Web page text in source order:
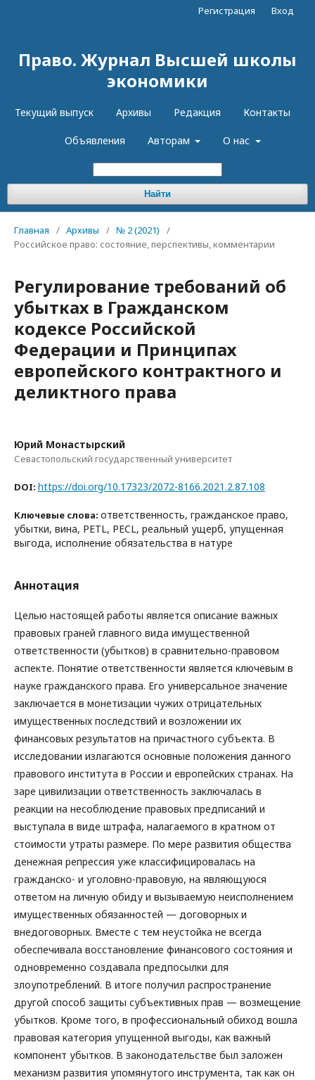
Право. Журнал Высшей школы
экономики
Текущий выпуск Архивы Редакция Контакты
Объявления Авторам О нас
Найти
Регистрация Вход
Главная / Архивы / № 2 (2021)
/
Российское право: состояние, перспективы, комментарии
Регулирование требований об
убытках в Гражданском
кодексе Российской
Федерации и Принципах
европейского контрактного и
деликтного права
Юрий Монастырский
Севастопольский государственный университет
DOI: https://doi.org/10.17323/2072-8166.2021.2.87.108
Ключевые слова: ответственность, гражданское право,
убытки, вина, PETL, PECL, реальный ущерб, упущенная
выгода, исполнение обязательства в натуре
Аннотация
Целью настоящей работы является описание важных
правовых граней главного вида имущественной
ответственности (убытков) в сравнительно-правовом
аспекте. Понятие ответственности является ключевым в
науке гражданского права. Его универсальное значение
заключается в монетизации чужих отрицательных
имущественных последствий и возложении их
финансовых результатов на причастного субъекта. В
исследовании излагаются основные положения данного
правового института в России и европейских странах. На
заре цивилизации ответственность заключалась в
реакции на несоблюдение правовых предписаний и
выступала в виде штрафа, налагаемого в кратном от
стоимости утраты размере. По мере развития общества
денежная репрессия уже классифицировалась на
гражданско- и уголовно-правовую, на являющуюся
ответом на личную обиду и вызываемую неисполнением
имущественных обязанностей — договорных и
внедоговорных. Вместе с тем неустойка не всегда
обеспечивала восстановление финансового состояния и
одновременно создавала предпосылки для
злоупотреблений. В итоге получил распространение
другой способ защиты субъективных прав — возмещение
убытков. Кроме того, в профессиональный обиход вошла
правовая категория упущенной выгоды, как важный
компонент убытков. В законодательстве был заложен
механизм развития упомянутого инструмента, так как он